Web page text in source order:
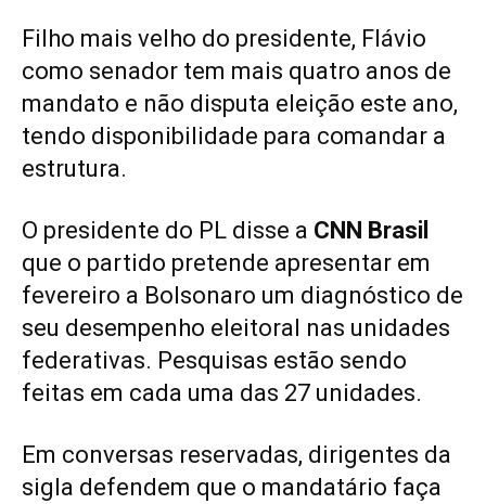
Filho mais velho do presidente, Flávio
como senador tem mais quatro anos de
mandato e não disputa eleição este ano,
tendo disponibilidade para comandar a
estrutura.
O presidente do PL disse a CNN Brasil
que o partido pretende apresentar em
fevereiro a Bolsonaro um diagnóstico de
seu desempenho eleitoral nas unidades
federativas. Pesquisas estão sendo
feitas em cada uma das 27 unidades.
Em conversas reservadas, dirigentes da
sigla defendem que o mandatário faça